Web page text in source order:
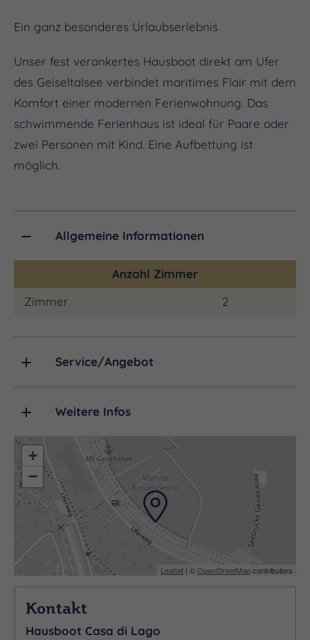
Ein ganz besonderes Urlaubserlebnis
Unser fest verankertes Hausboot direkt am Ufer
des Geiseltalsee verbindet maritimes Flair mit dem
Komfort einer modernen Ferienwohnung. Das
schwimmende Ferienhaus ist ideal für Paare oder
zwei Personen mit Kind. Eine Aufbettung ist
möglich.
Allgemeine Informationen
Anzahl Zimmer
Zimmer
2
Service/Angebot
Weitere Infos
+
−
Leaflet | ©OpenStreetMapcontributors
Kontakt
Hausboot Casa di Lago